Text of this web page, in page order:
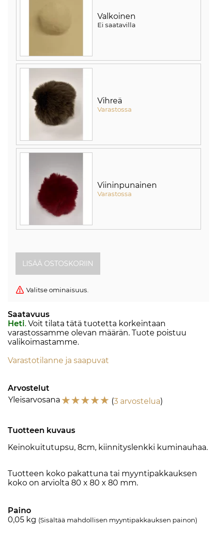
Valkoinen
Ei saatavilla
Vihreä
Varastossa
Viininpunainen
Varastossa
Valitse ominaisuus.
Saatavuus
Heti. Voit tilata tätä tuotetta korkeintaan
varastossamme olevan määrän. Tuote poistuu
valikoimastamme.
Varastotilanne ja saapuvat
Arvostelut
Yleisarvosana ☆☆☆☆☆ (3 arvostelua)
Tuotteen kuvaus
Keinokuitutupsu, 8cm, kiinnityslenkki kuminauhaa.
Tuotteen koko pakattuna tai myyntipakkauksen
koko on arviolta 80 x 80 x 80 mm.
Paino
0,05 kg (Sisältää mahdollisen myyntipakkauksen painon)